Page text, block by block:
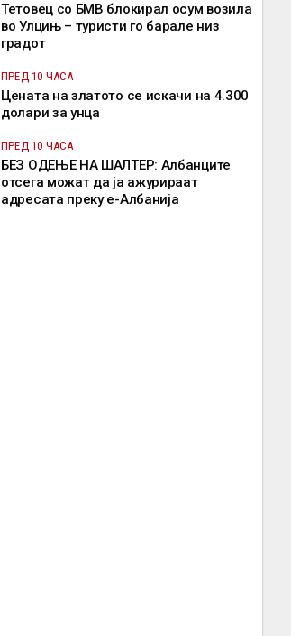
Тетовец со БМВ блокирал осум возила
во Улцињ – туристи го барале низ
градот
ПРЕД 10 ЧАСА
Цената на златото се искачи на 4.300
долари за унца
ПРЕД 10 ЧАСА
БЕЗ ОДЕЊЕ НА ШАЛТЕР: Албанците
отсега можат да ја ажурираат
адресата преку е-Албанија